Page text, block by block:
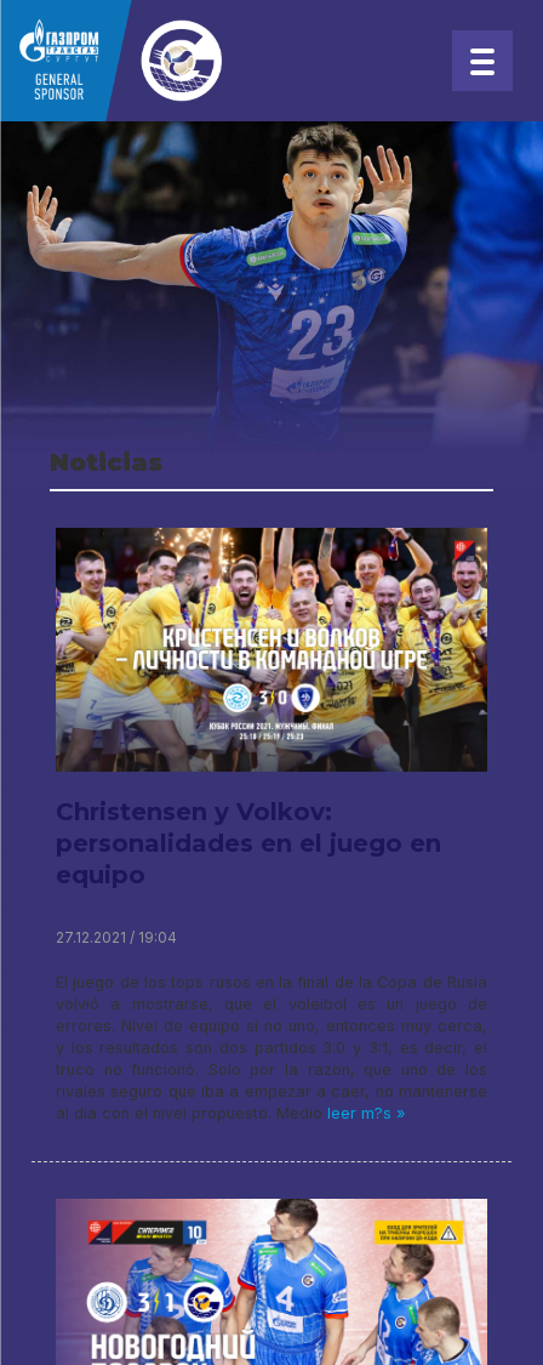
Noticias
Christensen y Volkov:
personalidades en el juego en
equipo
27.12.2021 / 19:04
El juego de los tops rusos en la final de la Copa de Rusia
volvió a mostrarse, que el voleibol es un juego de
errores. Nivel de equipo si no uno, entonces muy cerca,
y los resultados son dos partidos 3:0 y 3:1, es decir, el
truco no funcionó. Solo por la razon, que uno de los
rivales seguro que iba a empezar a caer, no mantenerse
al día con el nivel propuesto. Medio leer m?s »